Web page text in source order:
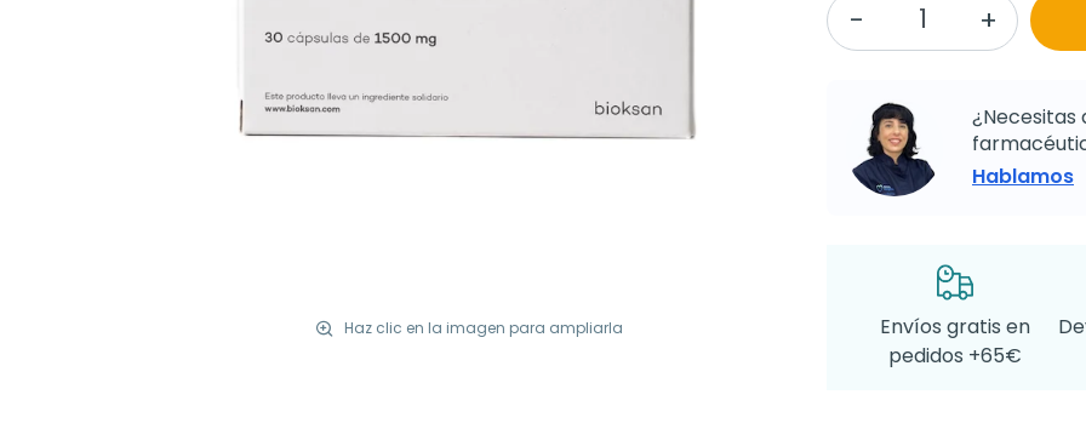
Haz clic en la imagen para ampliarla
¿Necesitas
Hablamos
Envíos gratis en
pedidos +65€